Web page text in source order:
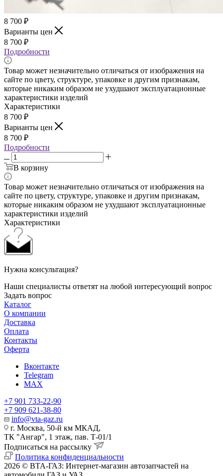
8 700 ₽
Варианты цен
8 700 ₽
Подробности
Товар может незначительно отличаться от изображения на
сайте по цвету, структуре, упаковке и другим признакам,
которые никаким образом не ухудшают эксплуатационные
характеристики изделий
Характеристики
8 700 ₽
Варианты цен
8 700 ₽
Подробности
В корзину
Товар может незначительно отличаться от изображения на
сайте по цвету, структуре, упаковке и другим признакам,
которые никаким образом не ухудшают эксплуатационные
характеристики изделий
Характеристики
Нужна консультация?
Наши специалисты ответят на любой интересующий вопрос
Задать вопрос
Каталог
О компании
Доставка
Оплата
Контакты
Оферта
Вконтакте
Telegram
MAX
+7 901 733-22-90
+7 909 621-38-80
info@vta-gaz.ru
г. Москва, 50-й км МКАД,
ТК "Ангар", 1 этаж, пав. Т-01/1
Подписаться на рассылку
Политика конфиденциальности
2026 © ВТА-ГАЗ: Интернет-магазин автозапчастей на